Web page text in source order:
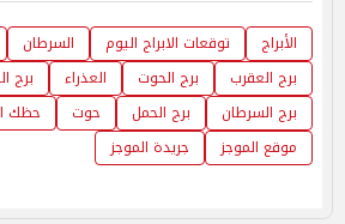
الأبراج توقعات الابراج اليوم السرطان
برج العقرب
برج الحوت العذراء برج
برج السرطان
برج الحمل حوت حظك
موقع الموجز
جريدة الموجز